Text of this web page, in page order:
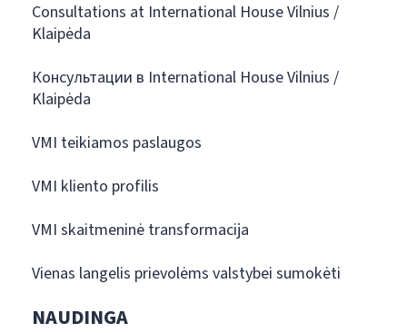
Consultations at International House Vilnius /
Klaipėda
Консультации в International House Vilnius /
Klaipėda
VMI teikiamos paslaugos
VMI kliento profilis
VMI skaitmeninė transformacija
Vienas langelis prievolėms valstybei sumokėti
NAUDINGA